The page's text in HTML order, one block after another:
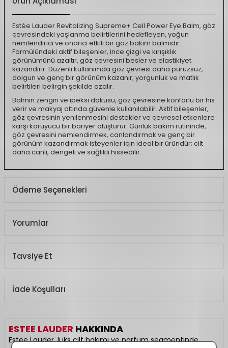
Estée Lauder Revitalizing Supreme+ Cell Power Eye Balm, göz
çevresindeki yaşlanma belirtilerini hedefleyen, yoğun
nemlendirici ve onarıcı etkili bir göz bakım balmıdır.
Formülündeki aktif bileşenler, ince çizgi ve kırışıklık
görünümünü azaltır, göz çevresini besler ve elastikiyet
kazandırır. Düzenli kullanımda göz çevresi daha pürüzsüz,
dolgun ve genç bir görünüm kazanır; yorgunluk ve matlık
belirtileri belirgin şekilde azalır.
Balmın zengin ve ipeksi dokusu, göz çevresine konforlu bir his
verir ve makyaj altında güvenle kullanılabilir. Aktif bileşenler,
göz çevresinin yenilenmesini destekler ve çevresel etkenlere
karşı koruyucu bir bariyer oluşturur. Günlük bakım rutininde,
göz çevresini nemlendirmek, canlandırmak ve genç bir
görünüm kazandırmak isteyenler için ideal bir üründür; cilt
daha canlı, dengeli ve sağlıklı hissedilir.
Ödeme Seçenekleri
Yorumlar
Tavsiye Et
İade Koşulları
ESTEE LAUDER HAKKINDA
Estee Lauder, lüks cilt bakımı ve parfüm segmentinde